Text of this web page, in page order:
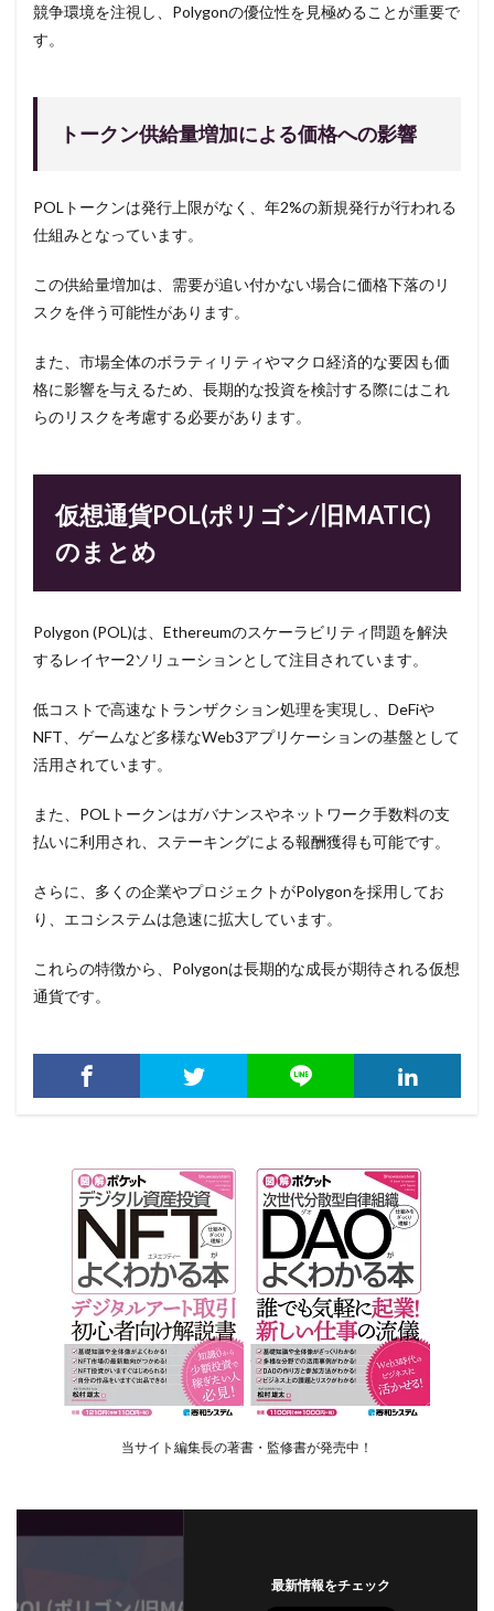
競争環境を注視し、Polygonの優位性を見極めることが重要で
す。
トークン供給量増加による価格への影響
POLトークンは発行上限がなく、年2%の新規発行が行われる
仕組みとなっています。
この供給量増加は、需要が追い付かない場合に価格下落のリ
スクを伴う可能性があります。
また、市場全体のボラティリティやマクロ経済的な要因も価
格に影響を与えるため、長期的な投資を検討する際にはこれ
らのリスクを考慮する必要があります。
仮想通貨POL(ポリゴン/旧MATIC)
のまとめ
Polygon (POL)は、Ethereumのスケーラビリティ問題を解決
するレイヤー2ソリューションとして注目されています。
低コストで高速なトランザクション処理を実現し、DeFiや
NFT、ゲームなど多様なWeb3アプリケーションの基盤として
活用されています。
また、POLトークンはガバナンスやネットワーク手数料の支
払いに利用され、ステーキングによる報酬獲得も可能です。
さらに、多くの企業やプロジェクトがPolygonを採用してお
り、エコシステムは急速に拡大しています。
これらの特徴から、Polygonは長期的な成長が期待される仮想
通貨です。
当サイト編集長の著書・監修書が発売中！
最新情報をチェック